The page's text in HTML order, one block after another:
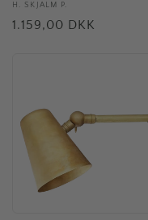
Forhandler:
H. SKJALM P.
Normalpris
1.159,00 DKK